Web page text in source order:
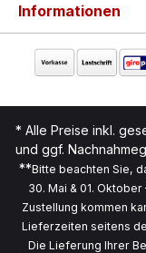
Informationen
* Alle Preise inkl.
und ggf.
**Bitte beachten Sie,
30. Mai & 01.
Zustellung kommen
Lieferzeiten seitens
Die Lieferung Ihrer